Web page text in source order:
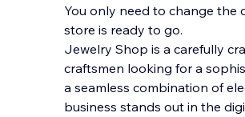
You only need to change the
store is ready to go.
Jewelry Shop is a carefully
craftsmen looking for a
a seamless combination of
business stands out in the